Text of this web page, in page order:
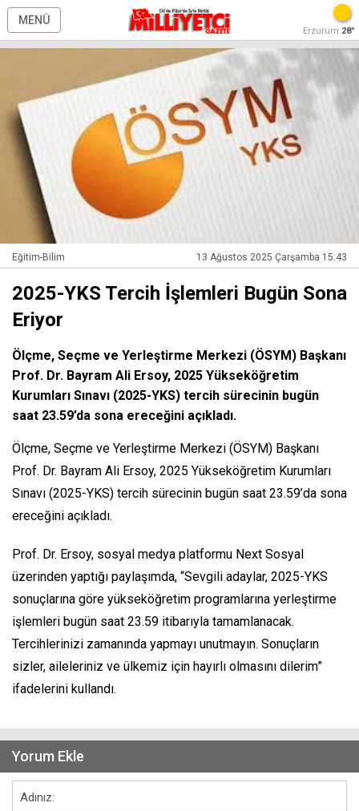
MENÜ
Erzurum 28°
Eğitim-Bilim 13 Ağustos 2025 Çarşamba 15:43
2025-YKS Tercih İşlemleri Bugün Sona
Eriyor
Ölçme, Seçme ve Yerleştirme Merkezi (ÖSYM) Başkanı
Prof. Dr. Bayram Ali Ersoy, 2025 Yükseköğretim
Kurumları Sınavı (2025-YKS) tercih sürecinin bugün
saat 23.59’da sona ereceğini açıkladı.
Ölçme, Seçme ve Yerleştirme Merkezi (ÖSYM) Başkanı
Prof. Dr. Bayram Ali Ersoy, 2025 Yükseköğretim Kurumları
Sınavı (2025-YKS) tercih sürecinin bugün saat 23.59’da sona
ereceğini açıkladı.
Prof. Dr. Ersoy, sosyal medya platformu Next Sosyal
üzerinden yaptığı paylaşımda, “Sevgili adaylar, 2025-YKS
sonuçlarına göre yükseköğretim programlarına yerleştirme
işlemleri bugün saat 23.59 itibarıyla tamamlanacak.
Tercihlerinizi zamanında yapmayı unutmayın. Sonuçların
sizler, aileleriniz ve ülkemiz için hayırlı olmasını dilerim”
ifadelerini kullandı.
Yorum Ekle